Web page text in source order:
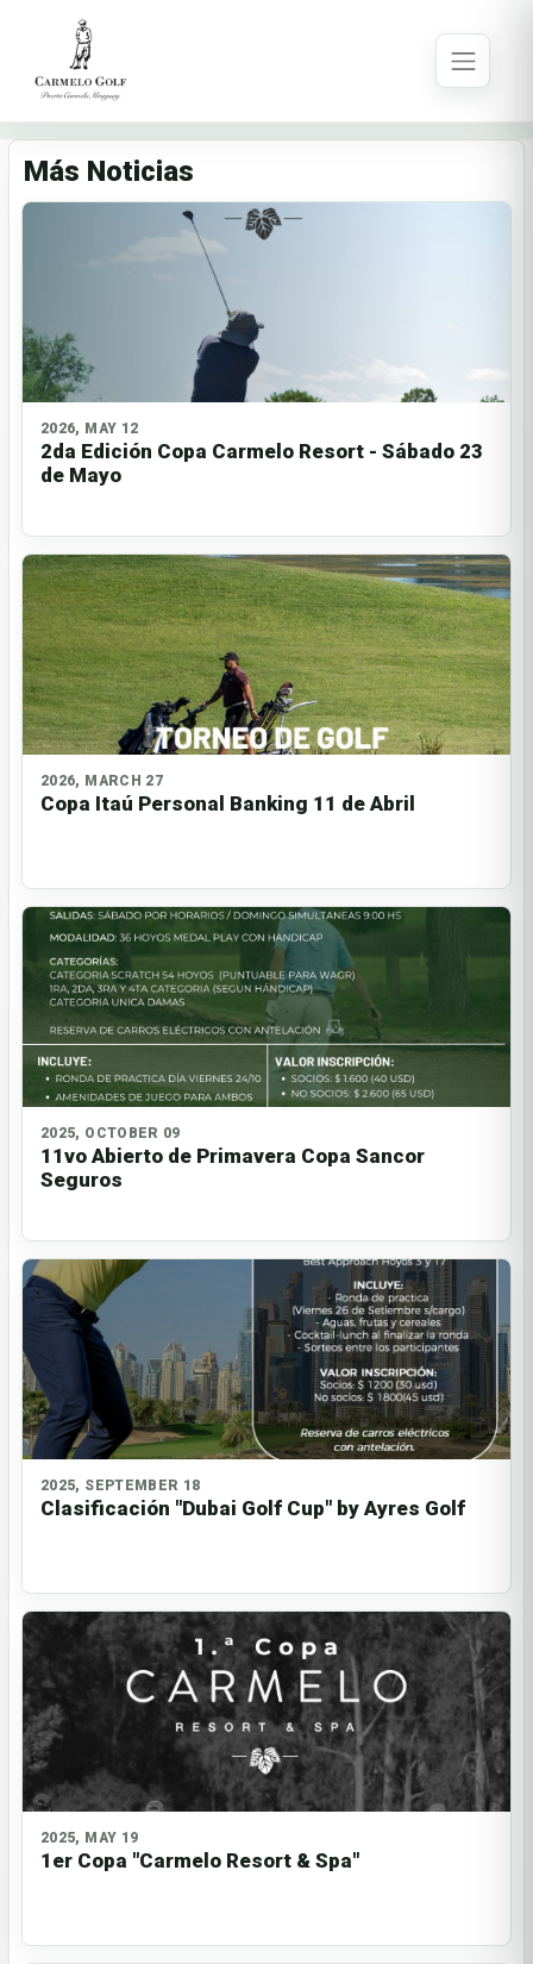
Más Noticias
2026, MAY 12
2da Edición Copa Carmelo Resort - Sábado 23
de Mayo
2026, MARCH 27
Copa Itaú Personal Banking 11 de Abril
2025, OCTOBER 09
11vo Abierto de Primavera Copa Sancor
Seguros
2025, SEPTEMBER 18
Clasificación "Dubai Golf Cup" by Ayres Golf
2025, MAY 19
1er Copa "Carmelo Resort & Spa"